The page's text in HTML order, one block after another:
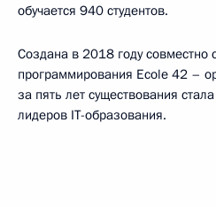
обучается 940 студентов.
Создана в 2018 году совместно
программирования Ecole 42 –
за пять лет существования
лидеров IT-образования.